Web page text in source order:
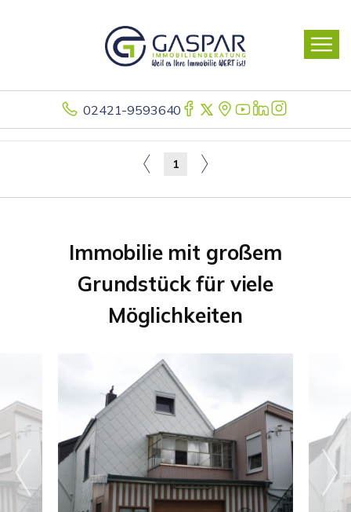
02421-9593640
1
Immobilie mit großem
Grundstück für viele
Möglichkeiten